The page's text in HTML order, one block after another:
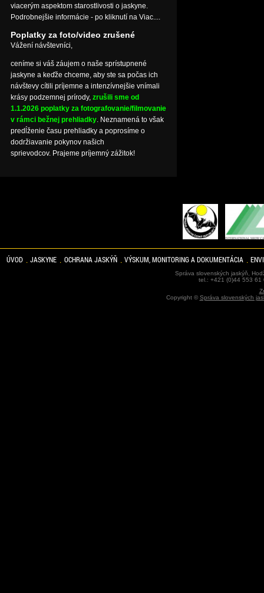
viacerým aspektom starostlivosti o jaskyne.
Podrobnejšie informácie - po kliknutí na Viac....
Poplatky za foto/video zrušené
Vážení návštevníci,
ceníme si váš záujem o naše sprístupnené
jaskyne a keďže chceme, aby ste sa počas ich
návštevy cítili príjemne a intenzívnejšie vnímali
krásy podzemnej prírody, zrušili sme od
1.1.2026 poplatky za fotografovanie/filmovanie
v rámci bežnej prehliadky. Neznamená to však
predĺženie času prehliadky a poprosíme o
dodržiavanie pokynov našich
sprievodcov. Prajeme príjemný zážitok!
ÚVOD JASKYNE OCHRANA JASKÝŇ VÝSKUM, MONITORING A DOKUMENTÁCIA
Správa slovenských jaskýň,
tel.: +421 (0)44 553
Copyright ©Správa slovenských